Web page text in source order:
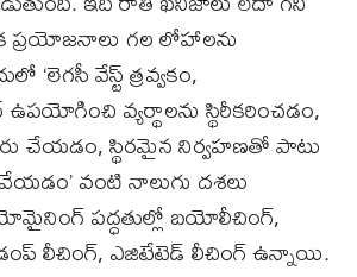
ప్రయోజనాలు గల లోహాలను
‘లెగసీ వేస్ట్ త్రవ్వకం,
వ్యర్థాలను స్థిరీకరించడం,
చేయడం, స్థిరమైన నిర్వహణతో పాటు
వంటి నాలుగు దశలు
పద్ధతుల్లో బయోలీచింగ్,
లీచింగ్, ఎజిటేటెడ్ లీచింగ్ ఉన్నాయి.